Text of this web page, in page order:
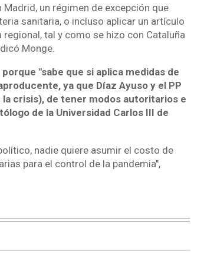
un régimen de excepción que
sanitaria, o incluso aplicar un artículo
tal y como se hizo con Cataluña
Monge.
"sabe que si aplica medidas de
ya que Díaz Ayuso y el PP
crisis), de tener modos autoritarios e
de la Universidad Carlos III de
nadie quiere asumir el costo de
para el control de la pandemia",